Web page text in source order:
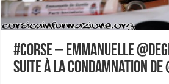
#Corse – Emmanuelle
suite à la condamnation de